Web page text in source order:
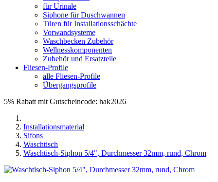
für Urinale
Siphone für Duschwannen
Türen für Installationsschächte
Vorwandsysteme
Waschbecken Zubehör
Wellnesskomponenten
Zubehör und Ersatzteile
Fliesen-Profile
alle Fliesen-Profile
Übergangsprofile
5% Rabatt mit Gutscheincode: hak2026
Installationsmaterial
Sifons
Waschtisch
Waschtisch-Siphon 5/4", Durchmesser 32mm, rund, Chrom